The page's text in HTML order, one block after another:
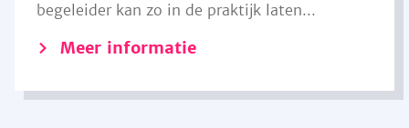
begeleider kan zo in de praktijk laten...
Meer informatie